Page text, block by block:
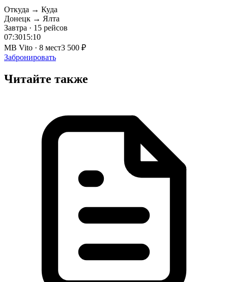
Откуда → Куда
Донецк → Ялта
Завтра · 15 рейсов
07:3015:10
MB Vito · 8 мест3 500 ₽
Забронировать
Читайте также